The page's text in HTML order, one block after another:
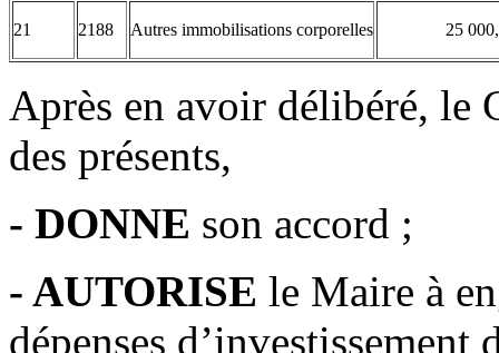
21 2188 Autres immobilisations corporelles 25
Après en avoir délibéré, le
des présents,
- DONNE son accord ;
- AUTORISE le Maire à
dépenses